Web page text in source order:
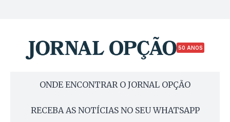
50 ANOS
ONDE ENCONTRAR O JORNAL OPÇÃO
RECEBA AS NOTÍCIAS NO SEU WHATSAPP